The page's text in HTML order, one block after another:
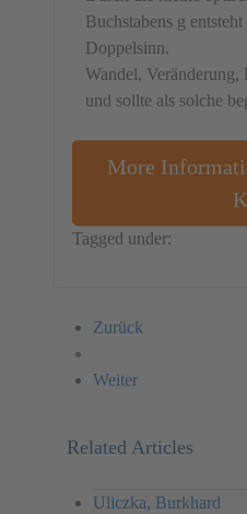
Buchstabens g
Doppelsinn.
Wandel, Veränderung,
und sollte als solche
More
Tagged under:
Zurück
Weiter
Related Articles
Uliczka, Burkhard